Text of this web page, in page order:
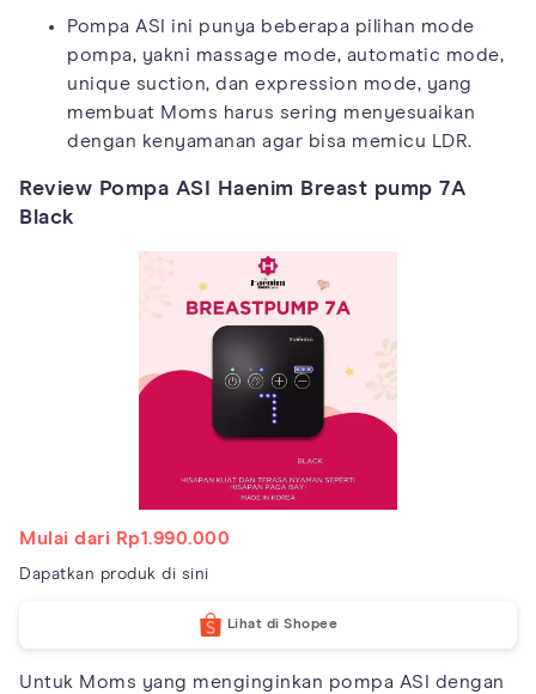
Pompa ASI ini punya beberapa pilihan mode
pompa, yakni massage mode, automatic mode,
unique suction, dan expression mode, yang
membuat Moms harus sering menyesuaikan
dengan kenyamanan agar bisa memicu LDR.
Review Pompa ASI Haenim Breast pump 7A
Black
Mulai dari Rp1.990.000
Dapatkan produk di sini
Lihat di Shopee
Untuk Moms yang menginginkan pompa ASI dengan